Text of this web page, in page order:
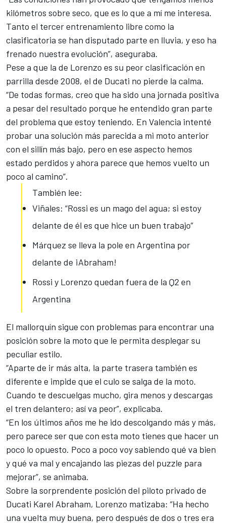
kilómetros sobre seco, que es lo que a mí me interesa.
Tanto el tercer entrenamiento libre como la
clasificatoria se han disputado parte en lluvia, y eso ha
frenado nuestra evolución”, aseguraba.
Pese a que la de Lorenzo es su peor clasificación en
parrilla desde 2008, el de Ducati no pierde la calma.
“De todas formas, creo que ha sido una jornada positiva
a pesar del resultado porque he entendido gran parte
del problema que estoy teniendo. En Valencia intenté
probar una solución más parecida a mi moto anterior
con el sillín más bajo, pero en ese aspecto hemos
estado perdidos y ahora parece que hemos vuelto un
poco al camino”.
También lee:
Viñales: “Rossi es un mago del agua; si estoy
delante de él es que hice un buen trabajo”
Márquez se lleva la pole en Argentina por
delante de ¡Abraham!
Rossi y Lorenzo quedan fuera de la Q2 en
Argentina
El mallorquín sigue con problemas para encontrar una
posición sobre la moto que le permita desplegar su
peculiar estilo.
“Aparte de ir más alta, la parte trasera también es
diferente e impide que el culo se salga de la moto.
Cuando te descuelgas mucho, gira menos y descargas
el tren delantero; así va peor”, explicaba.
“En los últimos años me he ido descolgando más y más,
pero parece ser que con esta moto tienes que hacer un
poco lo opuesto. Poco a poco voy sabiendo qué va bien
y qué va mal y encajando las piezas del puzzle para
mejorar”, se animaba.
Sobre la sorprendente posición del piloto privado de
Ducati Karel Abraham, Lorenzo matizaba: “Ha hecho
una vuelta muy buena, pero después de dos o tres era